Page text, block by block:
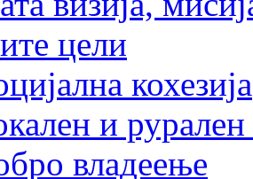
цели
кохезија
и рурален
владеење